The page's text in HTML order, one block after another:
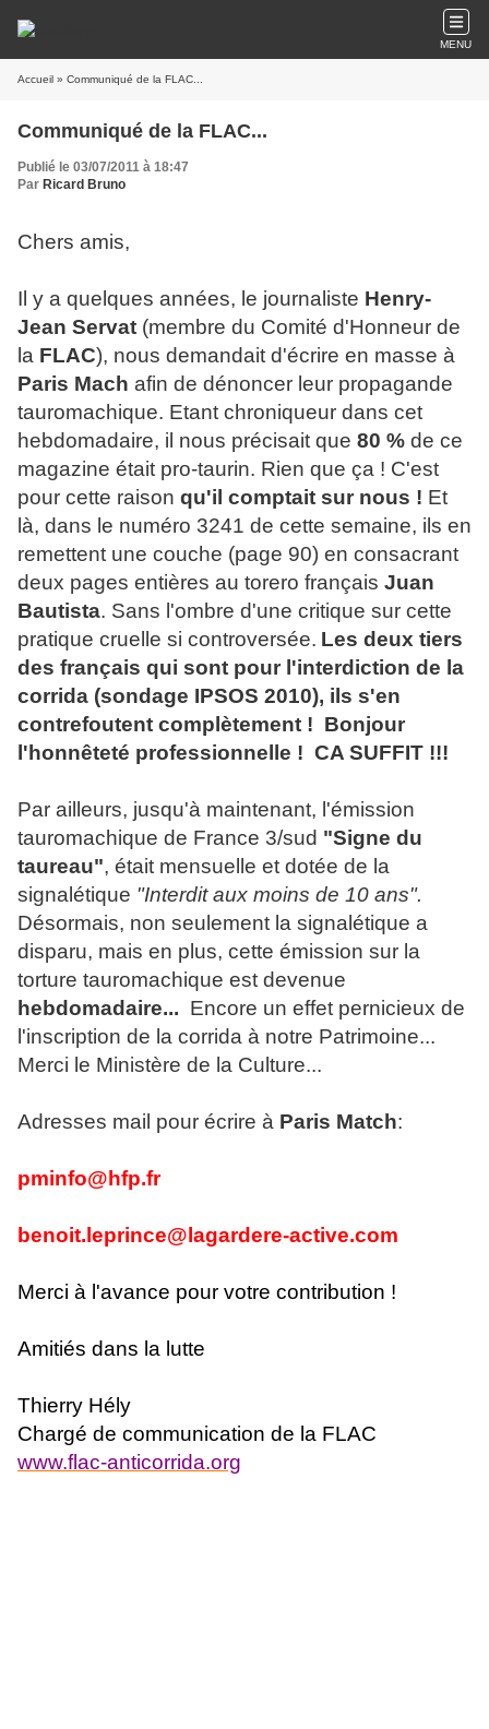
MENU
Accueil » Communiqué de la FLAC...
Communiqué de la FLAC...
Publié le 03/07/2011 à 18:47
Par Ricard Bruno
Chers amis,
Il y a quelques années, le journaliste Henry-
Jean Servat (membre du Comité d'Honneur de
la FLAC), nous demandait d'écrire en masse à
Paris Mach afin de dénoncer leur propagande
tauromachique. Etant chroniqueur dans cet
hebdomadaire, il nous précisait que 80 % de ce
magazine était pro-taurin. Rien que ça ! C'est
pour cette raison qu'il comptait sur nous ! Et
là, dans le numéro 3241 de cette semaine, ils en
remettent une couche (page 90) en consacrant
deux pages entières au torero français Juan
Bautista. Sans l'ombre d'une critique sur cette
pratique cruelle si controversée. Les deux tiers
des français qui sont pour l'interdiction de la
corrida (sondage IPSOS 2010), ils s'en
contrefoutent complètement ! Bonjour
l'honnêteté professionnelle ! CA SUFFIT !!!
Par ailleurs, jusqu'à maintenant, l'émission
tauromachique de France 3/sud "Signe du
taureau", était mensuelle et dotée de la
signalétique "Interdit aux moins de 10 ans".
Désormais, non seulement la signalétique a
disparu, mais en plus, cette émission sur la
torture tauromachique est devenue
hebdomadaire... Encore un effet pernicieux de
l'inscription de la corrida à notre Patrimoine...
Merci le Ministère de la Culture...
Adresses mail pour écrire à Paris Match:
pminfo@hfp.fr
benoit.leprince@lagardere-active.com
Merci à l'avance pour votre contribution !
Amitiés dans la lutte
Thierry Hély
Chargé de communication de la FLAC
www.flac-anticorrida.org